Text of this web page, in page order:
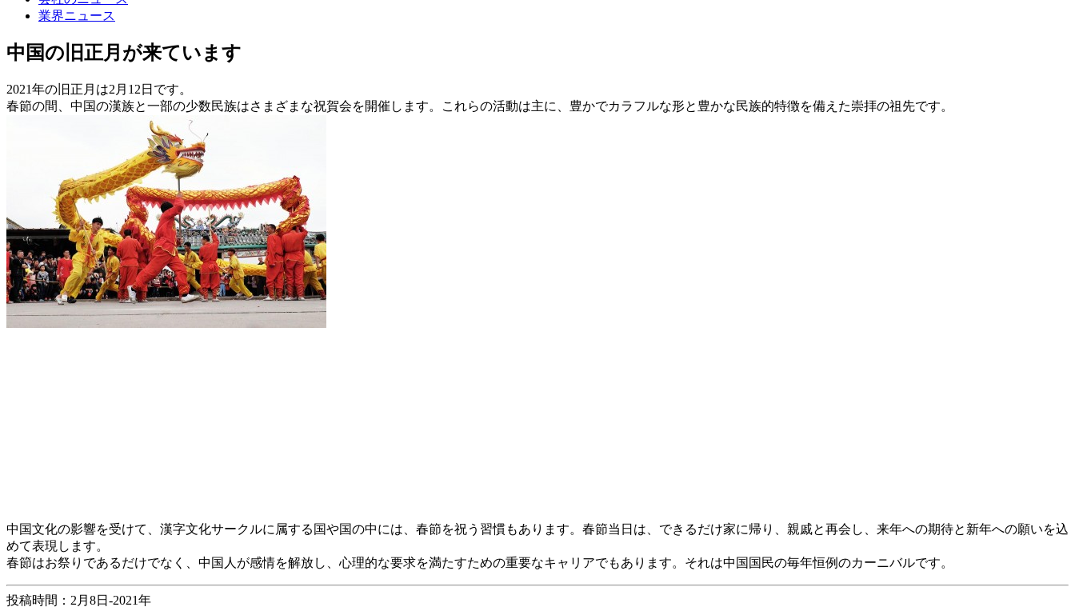
業界ニュース
中国の旧正月が来ています
2021年の旧正月は2月12日です。
春節の間、中国の漢族と一部の少数民族はさまざまな祝賀会を開催します。これらの活動は主に、豊かでカラフルな形と豊かな民族的特徴を備えた崇拝の祖先です。
中国文化の影響を受けて、漢字文化サークルに属する国や国の中には、春節を祝う習慣もあります。春節当日は、できるだけ家に帰り、親戚と再会し、来年への期待と新年への願いを込
めて表現します。
春節はお祭りであるだけでなく、中国人が感情を解放し、心理的な要求を満たすための重要なキャリアでもあります。それは中国国民の毎年恒例のカーニバルです。
投稿時間：2月8日-2021年